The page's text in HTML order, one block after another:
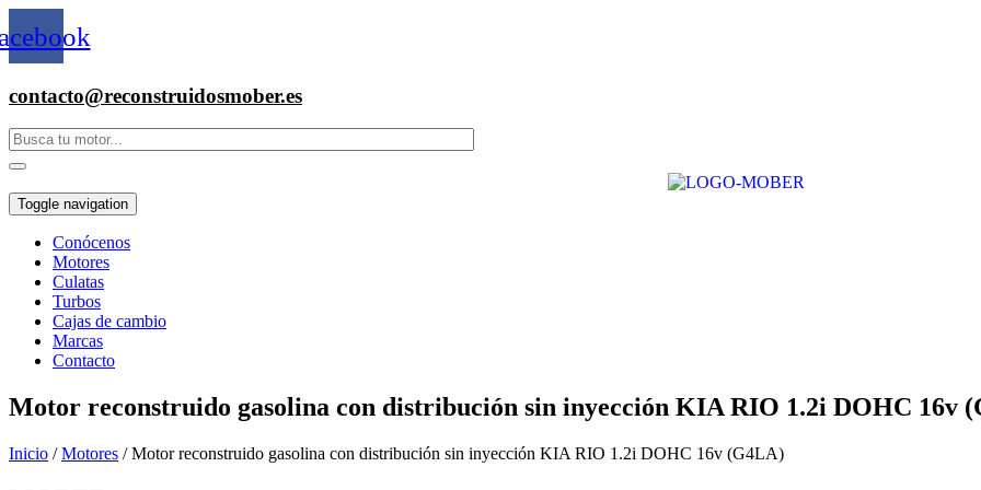
contacto@reconstruidosmober.es
Toggle navigation
Conócenos
Motores
Culatas
Turbos
Cajas de cambio
Marcas
Contacto
Motor reconstruido gasolina con distribución sin inyección KIA RIO 1.2i DOHC 16v
Inicio /Motores / Motor reconstruido gasolina con distribución sin inyección KIA RIO 1.2i DOHC 16v (G4LA)